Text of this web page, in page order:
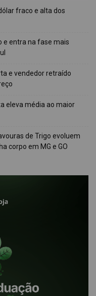
fraco e alta dos
e entra na fase mais
e vendedor retraído
eleva média ao maior
de Trigo evoluem
corpo em MG e GO